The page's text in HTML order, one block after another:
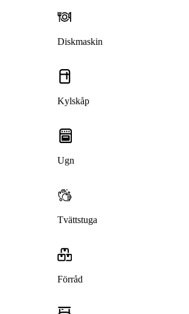
Diskmaskin
Kylskåp
Ugn
Tvättstuga
Förråd